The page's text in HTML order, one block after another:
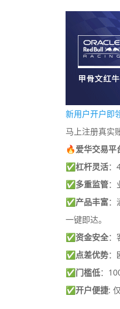
新用户开户即
马上注册真实
🔥爱华交易平
✅杠杆灵活：
✅多重监管：
✅产品丰富：
一键即达。
✅资金安全：
✅点差优势：
✅门槛低：
✅开户便捷: